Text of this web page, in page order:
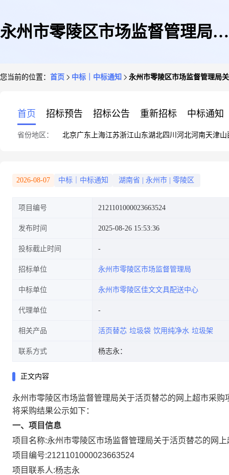
永州市零陵区市场监督管理局关
您当前的位置： 首页 中标｜中标通知 永州市零陵区市场监督管理局
首页 招标预告 招标公告 重新招标 中标通知
省份地区： 北京广东 上海江苏浙江山东湖北四川 河北河南天津山
2026-08-07 中标｜中标通知 湖南省 永州市 零陵区
项目编号 2121101000023663524
发布时间 2025-08-26 15:53:36
投标截止时间
招标单位 永州市零陵区市场监督管理局
中标单位 永州市零陵区佳文文具配送中心
代理单位
相关产品 活页替芯 垃圾袋 饮用纯净水 垃圾架
联系方式 杨志永：
正文内容
永州市零陵区市场监督管理局关于活页替芯的网上超市采购
将采购结果公示如下：
一、项目信息
项目名称:永州市零陵区市场监督管理局关于活页替芯的网
项目编号:2121101000023663524
项目联系人:杨志永